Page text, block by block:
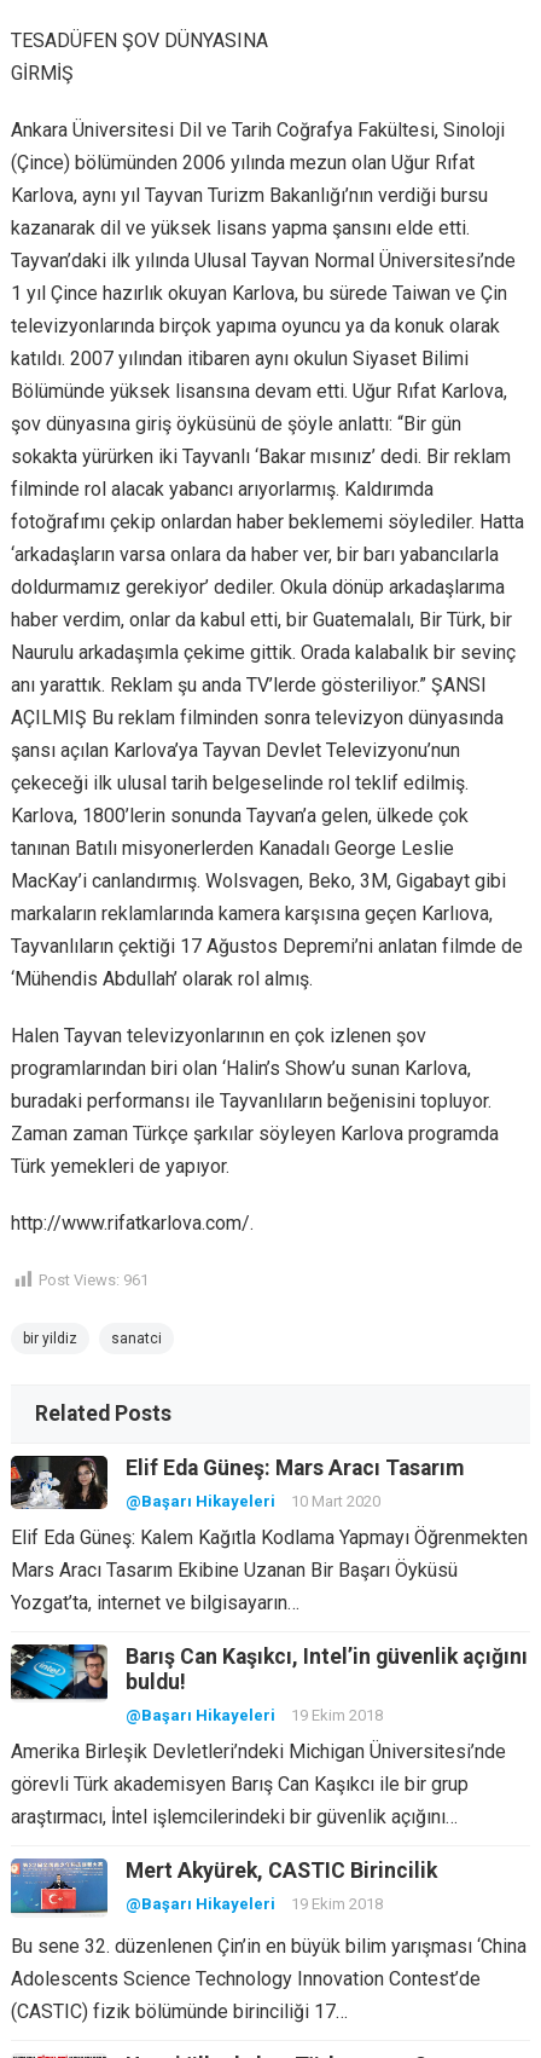
TESADÜFEN ŞOV DÜNYASINA
GİRMİŞ
Ankara Üniversitesi Dil ve Tarih Coğrafya Fakültesi, Sinoloji
(Çince) bölümünden 2006 yılında mezun olan Uğur Rıfat
Karlova, aynı yıl Tayvan Turizm Bakanlığı’nın verdiği bursu
kazanarak dil ve yüksek lisans yapma şansını elde etti.
Tayvan’daki ilk yılında Ulusal Tayvan Normal Üniversitesi’nde
1 yıl Çince hazırlık okuyan Karlova, bu sürede Taiwan ve Çin
televizyonlarında birçok yapıma oyuncu ya da konuk olarak
katıldı. 2007 yılından itibaren aynı okulun Siyaset Bilimi
Bölümünde yüksek lisansına devam etti. Uğur Rıfat Karlova,
şov dünyasına giriş öyküsünü de şöyle anlattı: “Bir gün
sokakta yürürken iki Tayvanlı ‘Bakar mısınız’ dedi. Bir reklam
filminde rol alacak yabancı arıyorlarmış. Kaldırımda
fotoğrafımı çekip onlardan haber beklememi söylediler. Hatta
‘arkadaşların varsa onlara da haber ver, bir barı yabancılarla
doldurmamız gerekiyor’ dediler. Okula dönüp arkadaşlarıma
haber verdim, onlar da kabul etti, bir Guatemalalı, Bir Türk, bir
Naurulu arkadaşımla çekime gittik. Orada kalabalık bir sevinç
anı yarattık. Reklam şu anda TV’lerde gösteriliyor.” ŞANSI
AÇILMIŞ Bu reklam filminden sonra televizyon dünyasında
şansı açılan Karlova’ya Tayvan Devlet Televizyonu’nun
çekeceği ilk ulusal tarih belgeselinde rol teklif edilmiş.
Karlova, 1800’lerin sonunda Tayvan’a gelen, ülkede çok
tanınan Batılı misyonerlerden Kanadalı George Leslie
MacKay’i canlandırmış. Wolsvagen, Beko, 3M, Gigabayt gibi
markaların reklamlarında kamera karşısına geçen Karlıova,
Tayvanlıların çektiği 17 Ağustos Depremi’ni anlatan filmde de
‘Mühendis Abdullah’ olarak rol almış.
Halen Tayvan televizyonlarının en çok izlenen şov
programlarından biri olan ‘Halin’s Show’u sunan Karlova,
buradaki performansı ile Tayvanlıların beğenisini topluyor.
Zaman zaman Türkçe şarkılar söyleyen Karlova programda
Türk yemekleri de yapıyor.
http://www.rifatkarlova.com/.
Post Views: 961
bir yildiz sanatci
Related Posts
Elif Eda Güneş: Mars Aracı Tasarım
@Başarı Hikayeleri 10 Mart 2020
Elif Eda Güneş: Kalem Kağıtla Kodlama Yapmayı Öğrenmekten
Mars Aracı Tasarım Ekibine Uzanan Bir Başarı Öyküsü
Yozgat’ta, internet ve bilgisayarın…
Barış Can Kaşıkcı, Intel’in güvenlik açığını
buldu!
@Başarı Hikayeleri 19 Ekim 2018
Amerika Birleşik Devletleri’ndeki Michigan Üniversitesi’nde
görevli Türk akademisyen Barış Can Kaşıkcı ile bir grup
araştırmacı, İntel işlemcilerindeki bir güvenlik açığını…
Mert Akyürek, CASTIC Birincilik
@Başarı Hikayeleri 19 Ekim 2018
Bu sene 32. düzenlenen Çin’in en büyük bilim yarışması ‘China
Adolescents Science Technology Innovation Contest’de
(CASTIC) fizik bölümünde birinciliği 17…